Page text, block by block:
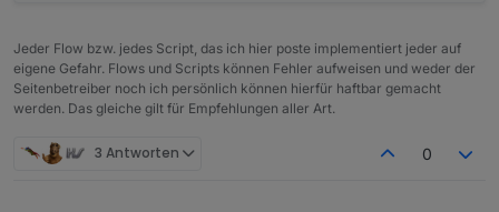
Jeder Flow bzw. jedes Script, das ich hier poste implementiert jeder auf
eigene Gefahr. Flows und Scripts können Fehler aufweisen und weder der
Seitenbetreiber noch ich persönlich können hierfür haftbar gemacht
werden. Das gleiche gilt für Empfehlungen aller Art.
3 Antworten 0